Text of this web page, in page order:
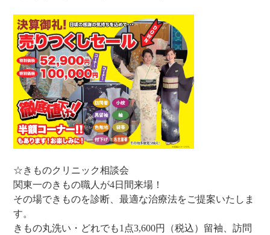
☆きものクリニック相談会
関東一のきもの職人が4日間来場！
その場できものを診断、最適な治療法をご提案いたしま
す。
きもの丸洗い・どれでも1点3,600円（税込）留袖、訪問